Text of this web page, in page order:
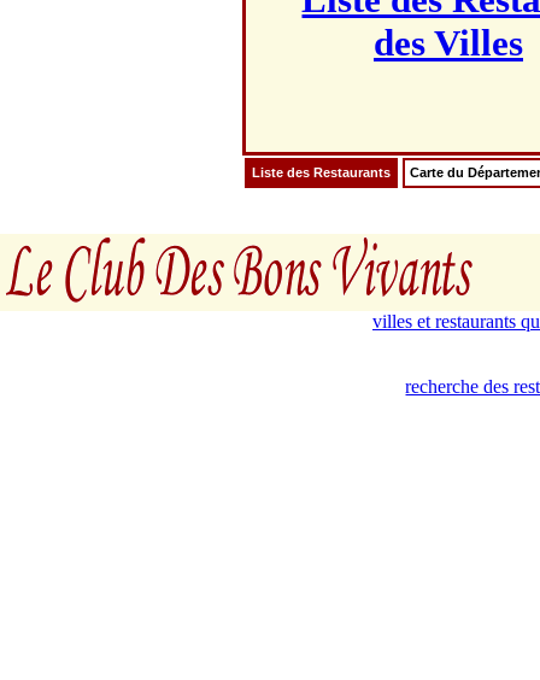
des Villes
Liste des Restaurants Carte du
villes et restaurants
recherche des